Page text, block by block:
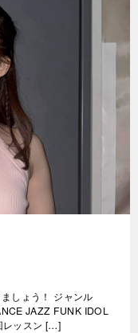
しょう！ ジャンル
JAZZ FUNK IDOL
レッスン […]